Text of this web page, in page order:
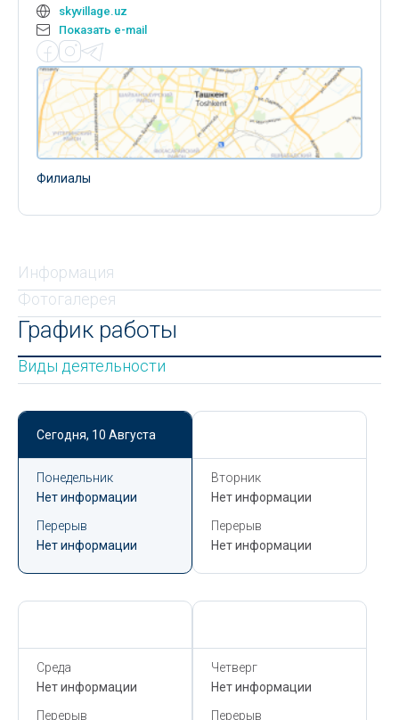
skyvillage.uz
Показать e-mail
Филиалы
Информация
Фотогалерея
График работы
Виды деятельности
Сегодня, 10 Августа
Понедельник
Нет информации
Перерыв
Нет информации
Вторник
Нет информации
Перерыв
Нет информации
Среда
Нет информации
Перерыв
Четверг
Нет информации
Перерыв